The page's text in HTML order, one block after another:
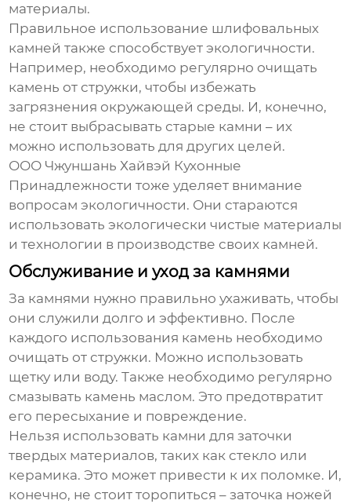
материалы.
Правильное использование шлифовальных
камней также способствует экологичности.
Например, необходимо регулярно очищать
камень от стружки, чтобы избежать
загрязнения окружающей среды. И, конечно,
не стоит выбрасывать старые камни – их
можно использовать для других целей.
ООО Чжуншань Хайвэй Кухонные
Принадлежности тоже уделяет внимание
вопросам экологичности. Они стараются
использовать экологически чистые материалы
и технологии в производстве своих камней.
Обслуживание и уход за камнями
За камнями нужно правильно ухаживать, чтобы
они служили долго и эффективно. После
каждого использования камень необходимо
очищать от стружки. Можно использовать
щетку или воду. Также необходимо регулярно
смазывать камень маслом. Это предотвратит
его пересыхание и повреждение.
Нельзя использовать камни для заточки
твердых материалов, таких как стекло или
керамика. Это может привести к их поломке. И,
конечно, не стоит торопиться – заточка ножей